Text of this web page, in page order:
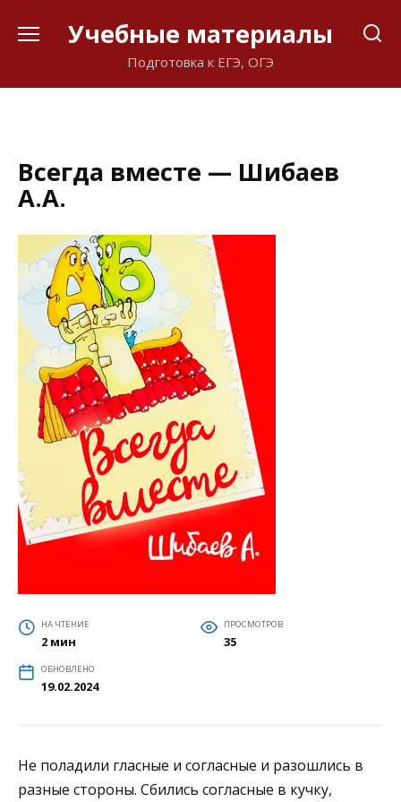
Учебные материалы
Подготовка к ЕГЭ, ОГЭ
Всегда вместе — Шибаев
А.А.
НА ЧТЕНИЕ
2 мин
ПРОСМОТРОВ
35
ОБНОВЛЕНО
19.02.2024
Не поладили гласные и согласные и разошлись в
разные сто­роны. Сбились согласные в кучку,